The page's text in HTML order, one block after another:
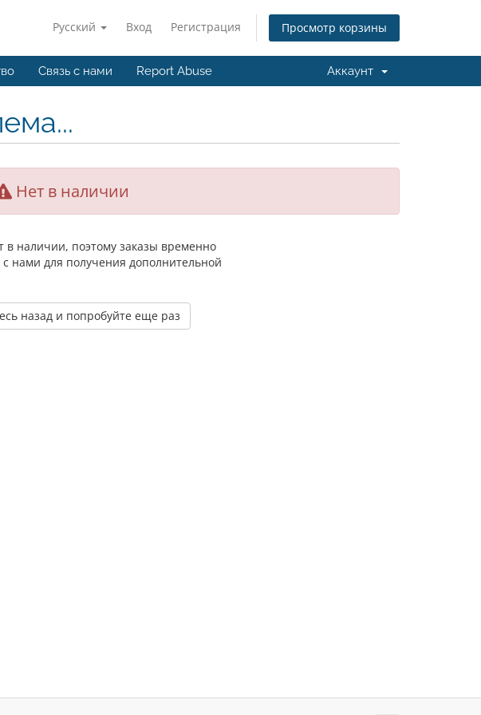
Русский Вход Регистрация Просмотр корзины
Связь с нами Report Abuse Аккаунт
Нет в наличии
в наличии, поэтому заказы временно
нами для получения дополнительной
назад и попробуйте еще раз